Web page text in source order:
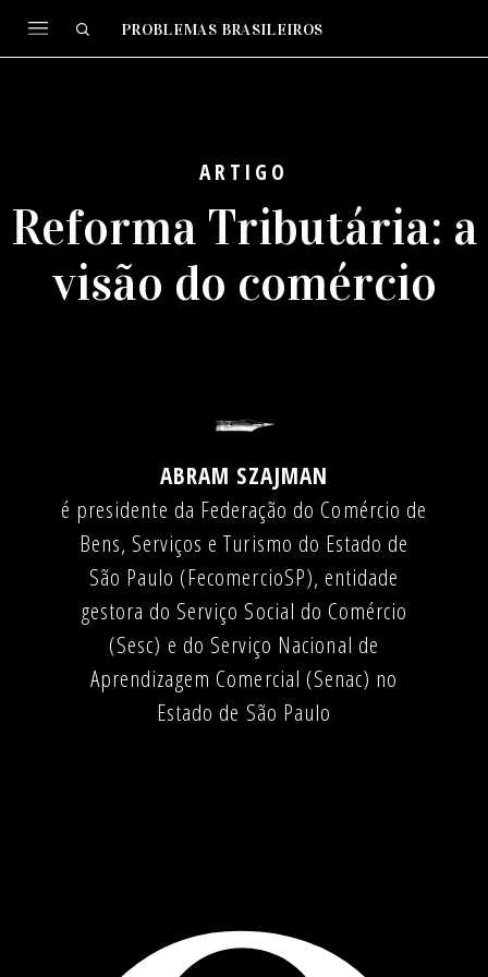
PROBLEMAS BRASILEIROS
ARTIGO
Reforma Tributária: a
visão do comércio
ABRAM SZAJMAN
é presidente da Federação do Comércio de
Bens, Serviços e Turismo do Estado de
São Paulo (FecomercioSP), entidade
gestora do Serviço Social do Comércio
(Sesc) e do Serviço Nacional de
Aprendizagem Comercial (Senac) no
Estado de São Paulo